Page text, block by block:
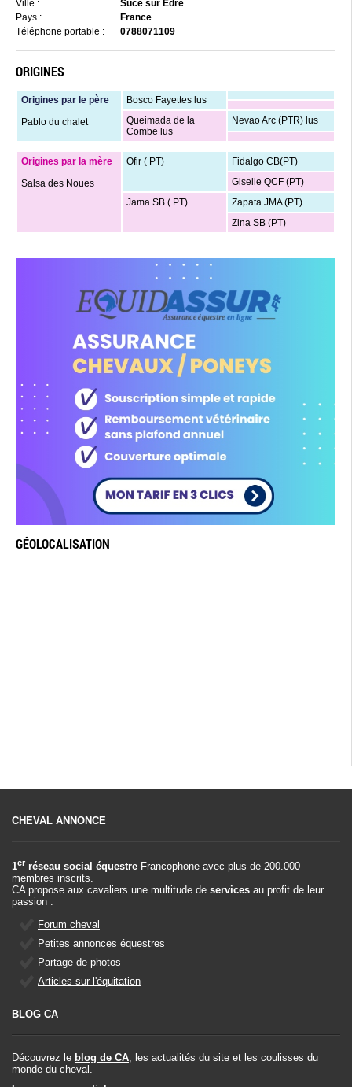
Ville :
Sucé sur Edre
Pays :
France
Téléphone portable :
0788071109
ORIGINES
Origines par le père
Pablo du chalet
Bosco Fayettes lus
Queimada de la
Combe lus
Nevao Arc (PTR) lus
Origines par la mère
Salsa des Noues
Ofir ( PT)
Fidalgo CB(PT)
Giselle QCF (PT)
Jama SB ( PT)
Zapata JMA (PT)
Zina SB (PT)
GÉOLOCALISATION
CHEVAL ANNONCE
1er réseau social équestre Francophone avec plus de 200.000
membres inscrits.
CA propose aux cavaliers une multitude de services au profit de leur
passion :
Forum cheval
Petites annonces équestres
Partage de photos
Articles sur l'équitation
BLOG CA
Découvrez le blog de CA, les actualités du site et les coulisses du
monde du cheval.